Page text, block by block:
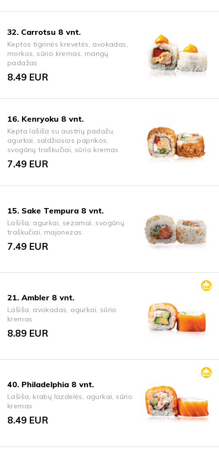
32. Carrotsu 8 vnt.
Keptos tigrinės krevetės, avokadas,
morkos, sūrio kremas, mangų
padažas
8.49 EUR
16. Kenryoku 8 vnt.
Kepta lašiša su austrių padažu,
agurkai, saldžiosios paprikos,
svogūnų traškučiai, sūrio kremas
7.49 EUR
15. Sake Tempura 8 vnt.
Lašiša, agurkai, sezamai, svogūnų
traškučiai, majonezas
7.49 EUR
21. Ambler 8 vnt.
Lašiša, avokadas, agurkai, sūrio
kremas
8.89 EUR
40. Philadelphia 8 vnt.
Lašiša, krabų lazdelės, agurkai, sūrio
kremas
8.49 EUR